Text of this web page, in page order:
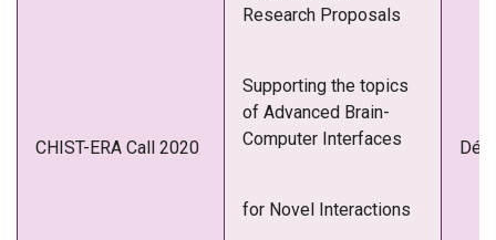
CHIST-ERA Call 2020
Research Proposals
Supporting the topics
of Advanced Brain-
Computer Interfaces
for Novel Interactions